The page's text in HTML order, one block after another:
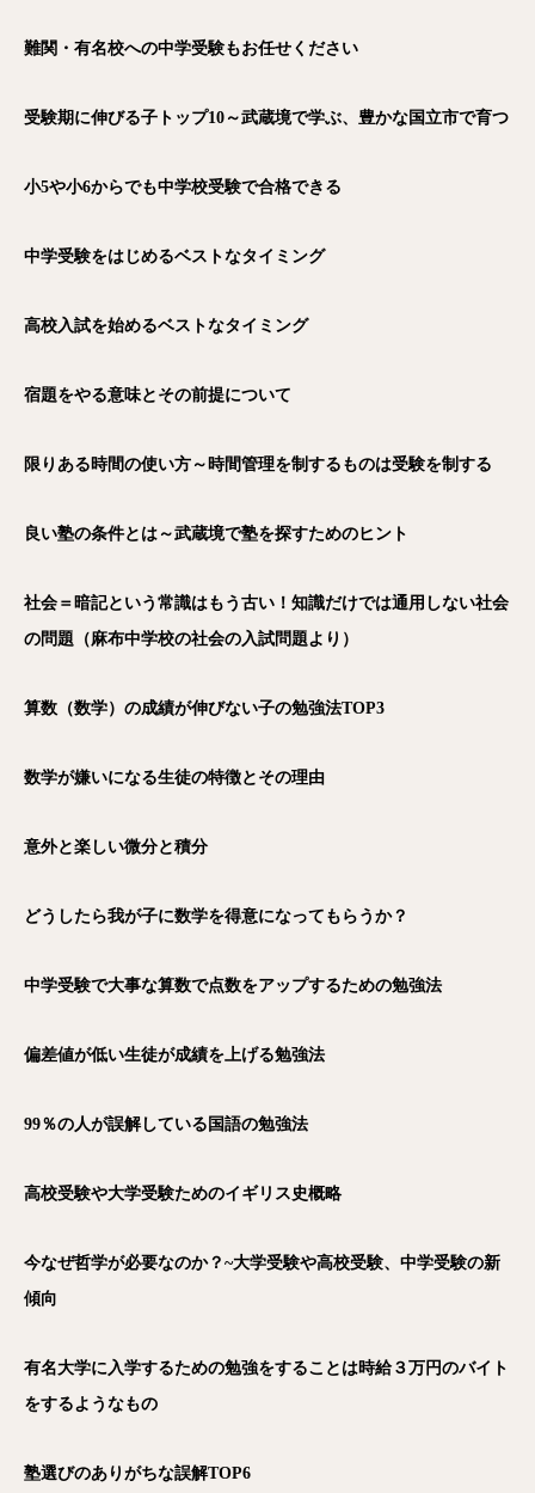
難関・有名校への中学受験もお任せください
受験期に伸びる子トップ10～武蔵境で学ぶ、豊かな国立市で育つ
小5や小6からでも中学校受験で合格できる
中学受験をはじめるベストなタイミング
高校入試を始めるベストなタイミング
宿題をやる意味とその前提について
限りある時間の使い方～時間管理を制するものは受験を制する
良い塾の条件とは～武蔵境で塾を探すためのヒント
社会＝暗記という常識はもう古い！知識だけでは通用しない社会
の問題（麻布中学校の社会の入試問題より）
算数（数学）の成績が伸びない子の勉強法TOP3
数学が嫌いになる生徒の特徴とその理由
意外と楽しい微分と積分
どうしたら我が子に数学を得意になってもらうか？
中学受験で大事な算数で点数をアップするための勉強法
偏差値が低い生徒が成績を上げる勉強法
99％の人が誤解している国語の勉強法
高校受験や大学受験ためのイギリス史概略
今なぜ哲学が必要なのか？~大学受験や高校受験、中学受験の新
傾向
有名大学に入学するための勉強をすることは時給３万円のバイト
をするようなもの
塾選びのありがちな誤解TOP6